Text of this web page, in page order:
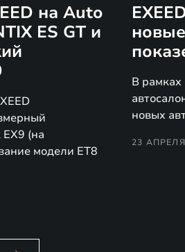
на Auto
ES GT и
(на
модели ET8
В рамках
новых
23